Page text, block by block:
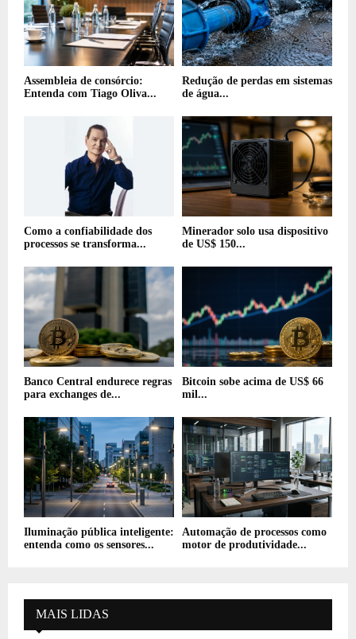
Assembleia de consórcio:
Entenda com Tiago Oliva...
Redução de perdas em sistemas
de água...
Como a confiabilidade dos
processos se transforma...
Minerador solo usa dispositivo
de US$ 150...
Banco Central endurece regras
para exchanges de...
Bitcoin sobe acima de US$ 66
mil...
Iluminação pública inteligente:
entenda como os sensores...
Automação de processos como
motor de produtividade...
MAIS LIDAS